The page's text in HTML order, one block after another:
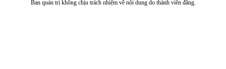
Ban quản trị không chịu trách nhiệm về nội dung do thành viên đăng.